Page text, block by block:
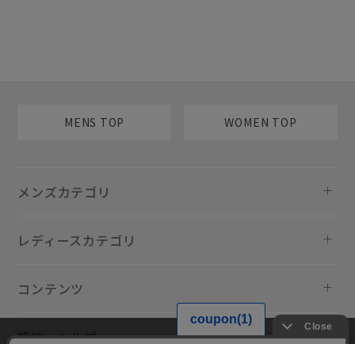
MENS TOP WOMEN TOP
メンズカテゴリ
レディースカテゴリ
コンテンツ
規約・ヘルプ